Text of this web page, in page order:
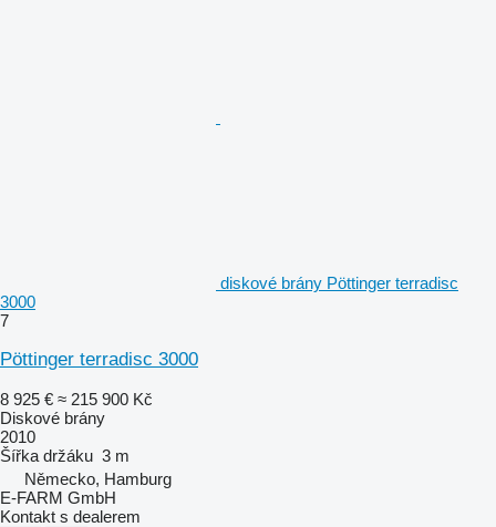
diskové brány Pöttinger terradisc
3000
7
Pöttinger terradisc 3000
8 925 € ≈ 215 900 Kč
Diskové brány
2010
Šířka držáku 3 m
Německo, Hamburg
E-FARM GmbH
Kontakt s dealerem